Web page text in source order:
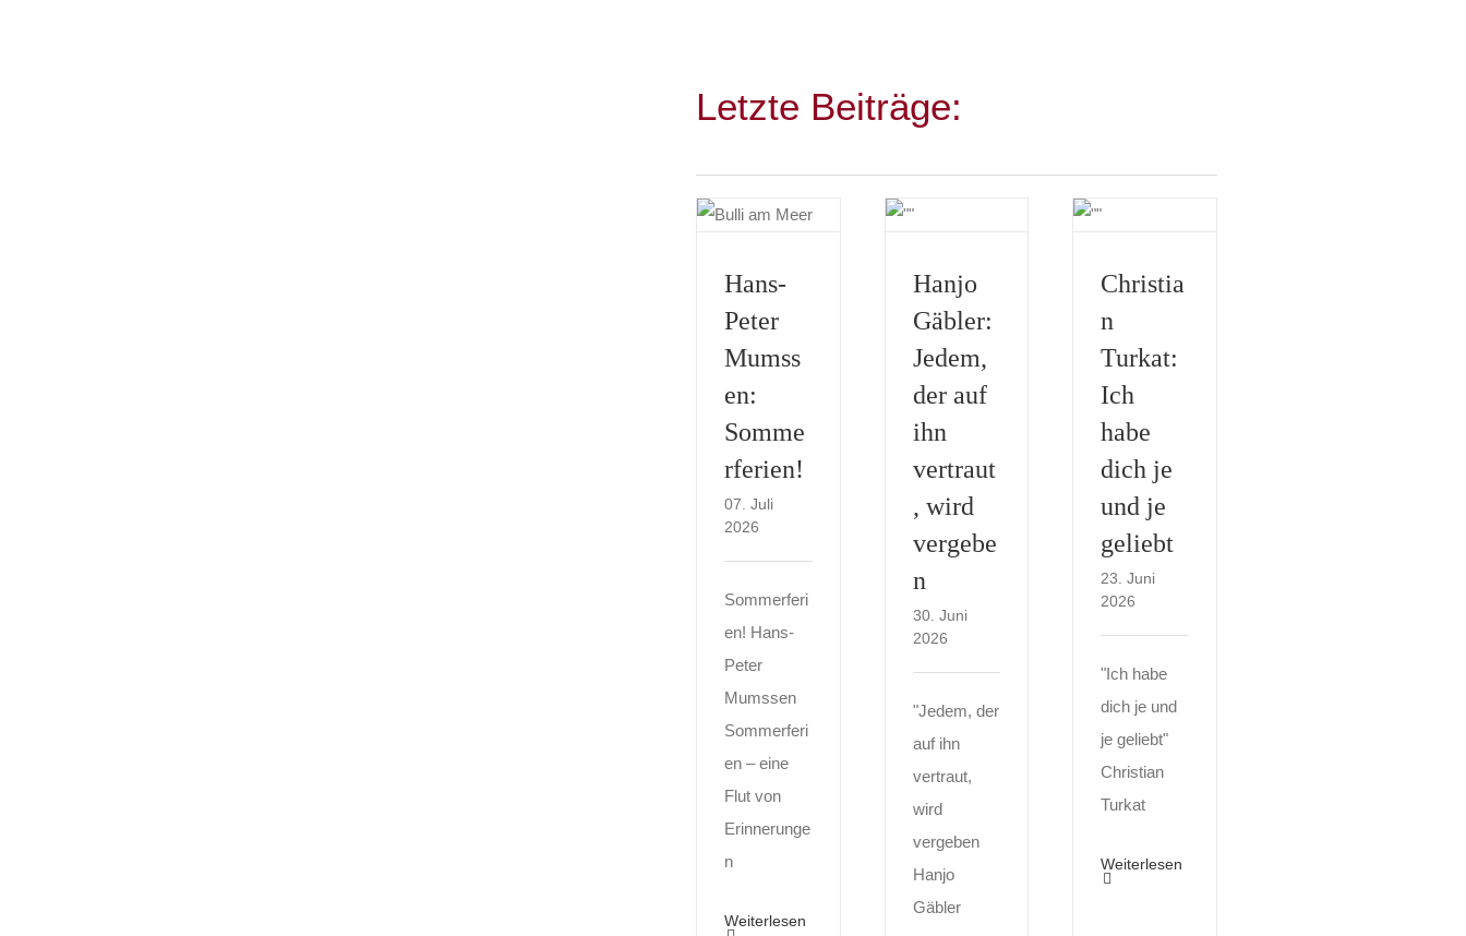
Letzte Beiträge:
Hans-
Peter
Mumss
en:
Somme
rferien!
07. Juli
2026
Sommerferi
en! Hans-
Peter
Mumssen
Sommerferi
en – eine
Flut von
Erinnerunge
n
Weiterlesen
Hanjo
Gäbler:
Jedem,
der auf
ihn
vertraut
, wird
vergebe
n
30. Juni
2026
"Jedem, der
auf ihn
vertraut,
wird
vergeben
Hanjo
Gäbler
Christia
n
Turkat:
Ich
habe
dich je
und je
geliebt
23. Juni
2026
"Ich habe
dich je und
je geliebt"
Christian
Turkat
Weiterlesen